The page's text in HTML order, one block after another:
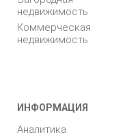
недвижимость
Коммерческая
недвижимость
ИНФОРМАЦИЯ
Аналитика